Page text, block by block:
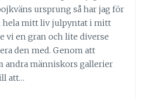
ursprung så har jag för
hela mitt liv julpyntat i mitt
vi en gran och lite diverse
den med. Genom att
andra människors gallerier
att…